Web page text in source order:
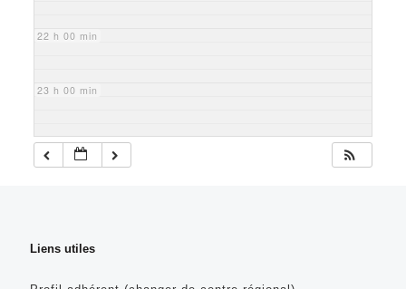
22 h 00 min
23 h 00 min
Liens utiles